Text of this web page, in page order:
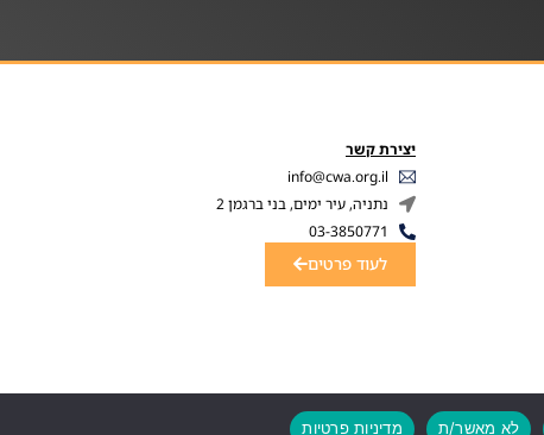
יצירת קשר
info@cwa.org.il
נתניה, עיר ימים, בני ברגמן 2
03-3850771
לעוד פרטים
לא מאשר/ת מדיניות פרטיות